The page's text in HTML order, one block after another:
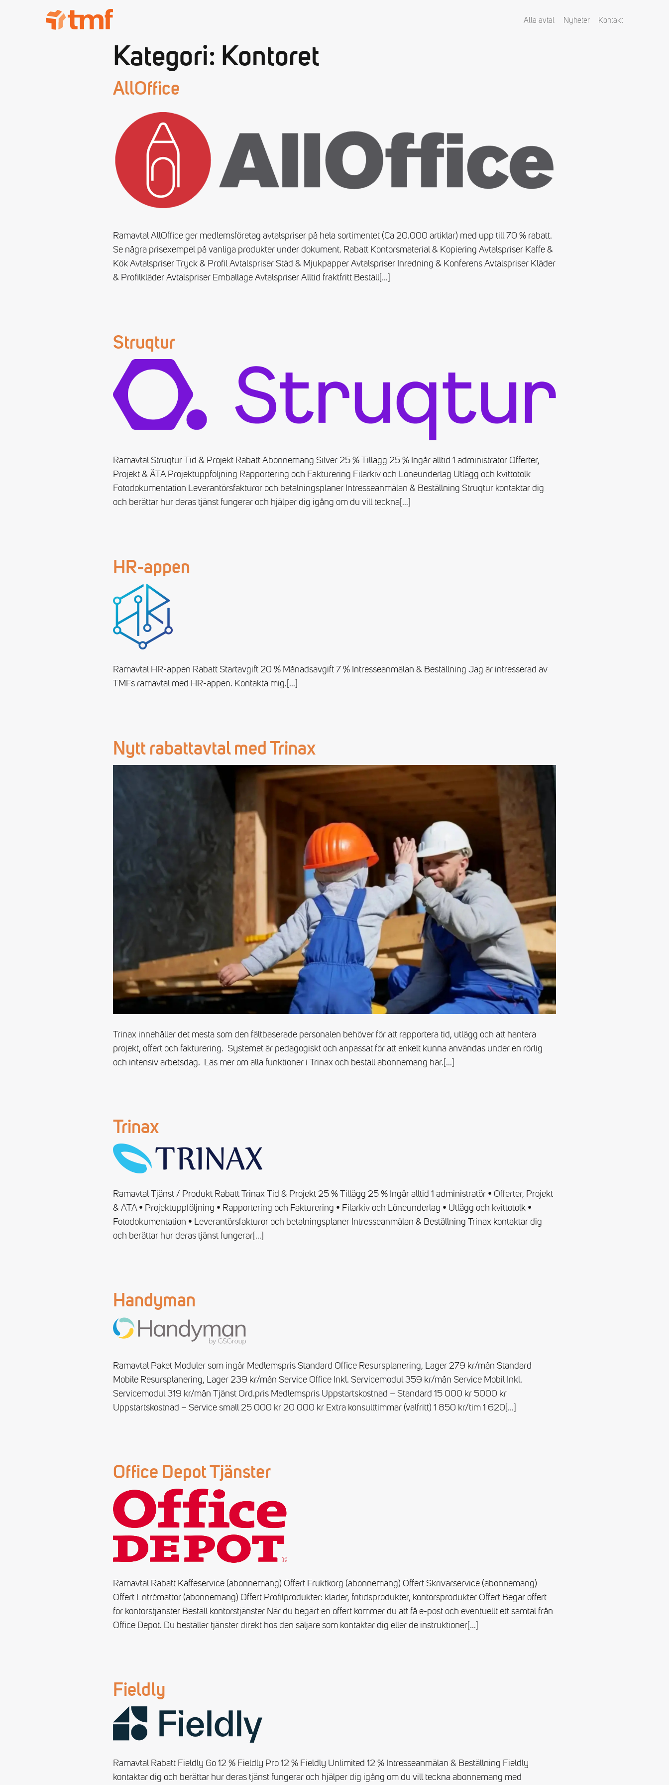
Alla avtal Nyheter Kontakt
Kategori: Kontoret
AllOffice
Ramavtal AllOffice ger medlemsföretag avtalspriser på hela sortimentet (Ca 20.000 artiklar) med upp till 70 % rabatt.
Se några prisexempel på vanliga produkter under dokument. Rabatt Kontorsmaterial & Kopiering Avtalspriser Kaffe &
Kök Avtalspriser Tryck & Profil Avtalspriser Städ & Mjukpapper Avtalspriser Inredning & Konferens Avtalspriser Kläder
& Profilkläder Avtalspriser Emballage Avtalspriser Alltid fraktfritt Beställ[…]
Struqtur
Ramavtal Struqtur Tid & Projekt Rabatt Abonnemang Silver 25 % Tillägg 25 % Ingår alltid 1 administratör Offerter,
Projekt & ÄTA Projektuppföljning Rapportering och Fakturering Filarkiv och Löneunderlag Utlägg och kvittotolk
Fotodokumentation Leverantörsfakturor och betalningsplaner Intresseanmälan & Beställning Struqtur kontaktar dig
och berättar hur deras tjänst fungerar och hjälper dig igång om du vill teckna[…]
HR-appen
Ramavtal HR-appen Rabatt Startavgift 20 % Månadsavgift 7 % Intresseanmälan & Beställning Jag är intresserad av
TMFs ramavtal med HR-appen. Kontakta mig.[…]
Nytt rabattavtal med Trinax
Trinax innehåller det mesta som den fältbaserade personalen behöver för att rapportera tid, utlägg och att hantera
projekt, offert och fakturering. Systemet är pedagogiskt och anpassat för att enkelt kunna användas under en rörlig
och intensiv arbetsdag. Läs mer om alla funktioner i Trinax och beställ abonnemang här.[…]
Trinax
Ramavtal Tjänst / Produkt Rabatt Trinax Tid & Projekt 25 % Tillägg 25 % Ingår alltid 1 administratör • Offerter, Projekt
& ÄTA • Projektuppföljning • Rapportering och Fakturering • Filarkiv och Löneunderlag • Utlägg och kvittotolk •
Fotodokumentation • Leverantörsfakturor och betalningsplaner Intresseanmälan & Beställning Trinax kontaktar dig
och berättar hur deras tjänst fungerar[…]
Handyman
Ramavtal Paket Moduler som ingår Medlemspris Standard Office Resursplanering, Lager 279 kr/mån Standard
Mobile Resursplanering, Lager 239 kr/mån Service Office Inkl. Servicemodul 359 kr/mån Service Mobil Inkl.
Servicemodul 319 kr/mån Tjänst Ord.pris Medlemspris Uppstartskostnad – Standard 15 000 kr 5000 kr
Uppstartskostnad – Service small 25 000 kr 20 000 kr Extra konsulttimmar (valfritt) 1 850 kr/tim 1 620[…]
Office Depot Tjänster
Ramavtal Rabatt Kaffeservice (abonnemang) Offert Fruktkorg (abonnemang) Offert Skrivarservice (abonnemang)
Offert Entrémattor (abonnemang) Offert Profilprodukter: kläder, fritidsprodukter, kontorsprodukter Offert Begär offert
för kontorstjänster Beställ kontorstjänster När du begärt en offert kommer du att få e-post och eventuellt ett samtal från
Office Depot. Du beställer tjänster direkt hos den säljare som kontaktar dig eller de instruktioner[…]
Fieldly
Ramavtal Rabatt Fieldly Go 12 % Fieldly Pro 12 % Fieldly Unlimited 12 % Intresseanmälan & Beställning Fieldly
kontaktar dig och berättar hur deras tjänst fungerar och hjälper dig igång om du vill teckna abonnemang med